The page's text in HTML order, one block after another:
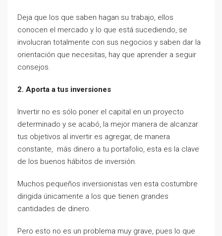
Deja que los que saben hagan su trabajo, ellos
conocen el mercado y lo que está sucediendo, se
involucran totalmente con sus negocios y saben dar la
orientación que necesitas, hay que aprender a seguir
consejos.
2. Aporta a tus inversiones
Invertir no es sólo poner el capital en un proyecto
determinado y se acabó, la mejor manera de alcanzar
tus objetivos al invertir es agregar, de manera
constante, más dinero a tu portafolio, esta es la clave
de los buenos hábitos de inversión.
Muchos pequeños inversionistas ven esta costumbre
dirigida únicamente a los que tienen grandes
cantidades de dinero.
Pero esto no es un problema muy grave, pues lo que